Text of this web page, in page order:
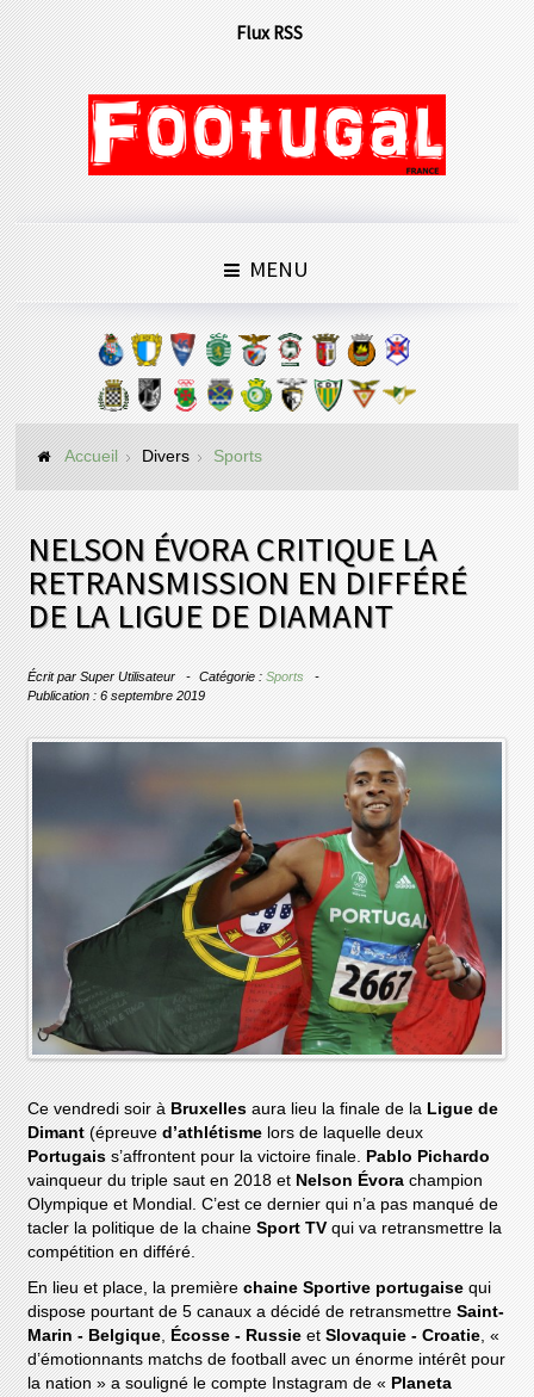
Flux RSS
MENU
Accueil Divers Sports
NELSON ÉVORA CRITIQUE LA
RETRANSMISSION EN DIFFÉRÉ
DE LA LIGUE DE DIAMANT
Écrit parSuper Utilisateur Catégorie :Sports
Publication : 6 septembre 2019
Ce vendredi soir à Bruxellesaura lieu la finale de la Ligue de
Dimant(épreuved’athlétisme lors de laquelle deux
Portugaiss’affrontent pour la victoire finale. Pablo Pichardo
vainqueur du triple saut en 2018 et Nelson Évora champion
Olympique et Mondial. C’est ce dernier qui n’a pas manqué de
tacler la politique de la chaineSport TVqui va retransmettre la
compétition en différé.
En lieu et place, la premièrechaine Sportive portugaise qui
dispose pourtant de 5 canaux a décidé de retransmettreSaint-
Marin - Belgique, Écosse - Russie etSlovaquie - Croatie, «
d’émotionnants matchs de football avec un énorme intérêt pour
la nation » a souligné le compte Instagram de « Planeta